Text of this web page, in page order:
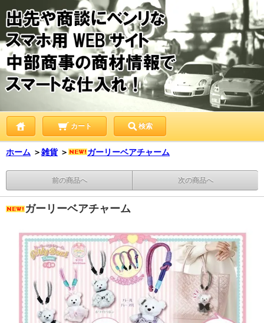
カート 検索
ホーム ＞雑貨 ＞ ガーリーベアチャーム
前の商品へ 次の商品へ
ガーリーベアチャーム